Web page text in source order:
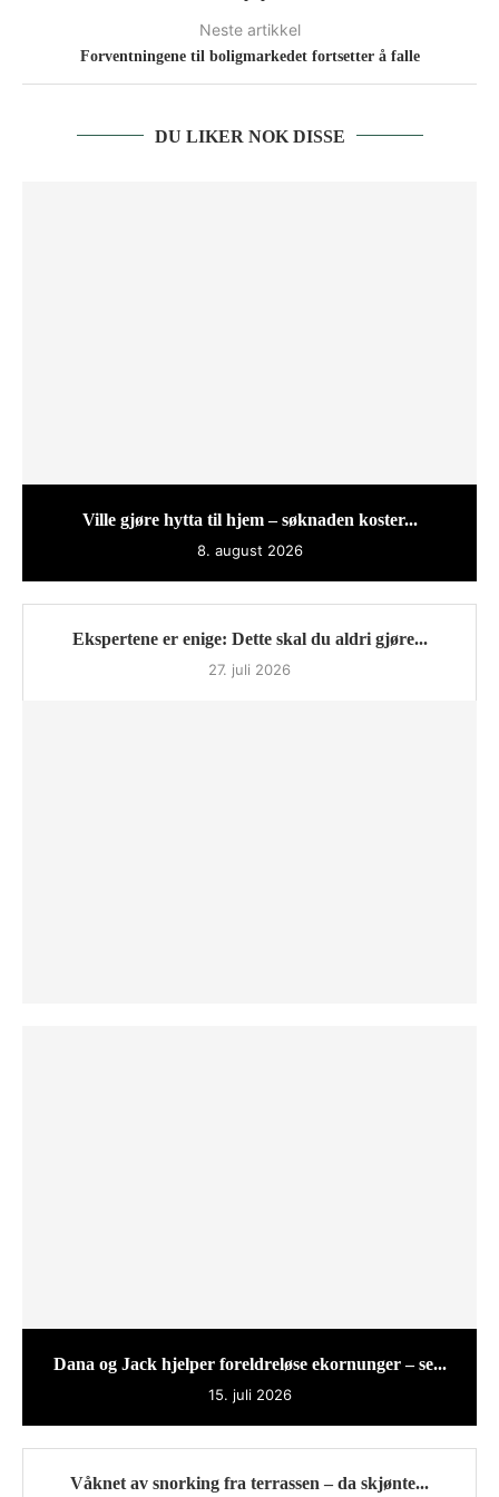
Neste artikkel
Forventningene til boligmarkedet fortsetter å falle
DU LIKER NOK DISSE
Ville gjøre hytta til hjem – søknaden koster...
8. august 2026
Ekspertene er enige: Dette skal du aldri gjøre...
27. juli 2026
Dana og Jack hjelper foreldreløse ekornunger – se...
15. juli 2026
Våknet av snorking fra terrassen – da skjønte...